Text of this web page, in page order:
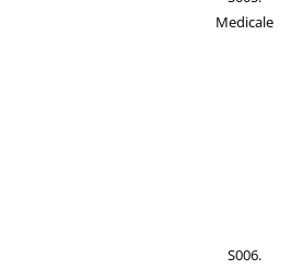
Medicale
S006.